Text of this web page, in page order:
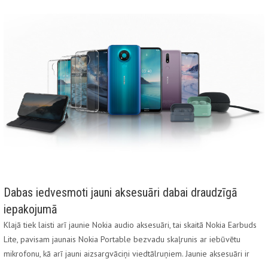
Dabas iedvesmoti jauni aksesuāri dabai draudzīgā
iepakojumā
Klajā tiek laisti arī jaunie Nokia audio aksesuāri, tai skaitā Nokia Earbuds
Lite, pavisam jaunais Nokia Portable bezvadu skaļrunis ar iebūvētu
mikrofonu, kā arī jauni aizsargvāciņi viedtālruņiem. Jaunie aksesuāri ir